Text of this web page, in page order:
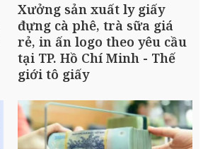
Xưởng sản xuất ly giấy
đựng cà phê, trà sữa giá
rẻ, in ấn logo theo yêu cầu
tại TP. Hồ Chí Minh - Thế
giới tô giấy